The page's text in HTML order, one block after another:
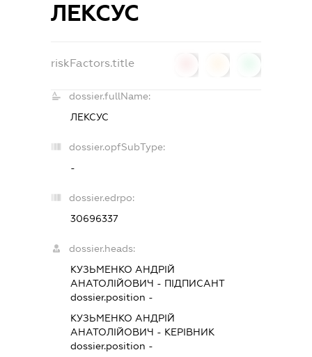
ЛЕКСУС
riskFactors.title
dossier.fullName:
ЛЕКСУС
dossier.opfSubType:
-
dossier.edrpo:
30696337
dossier.heads:
КУЗЬМЕНКО АНДРІЙ
АНАТОЛІЙОВИЧ - ПІДПИСАНТ
dossier.position -
КУЗЬМЕНКО АНДРІЙ
АНАТОЛІЙОВИЧ - КЕРІВНИК
dossier.position -